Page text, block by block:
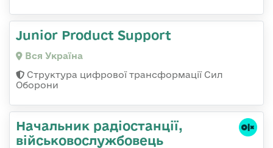
Junior Product Support
Вся Україна
Структура цифрової трансформації Сил
Оборони
Начальник радіостанції,
військовослужбовець